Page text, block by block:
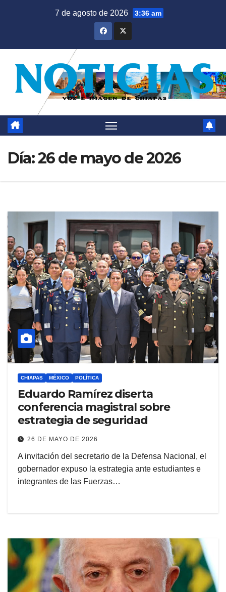
7 de agosto de 2026 3:36 am
Día:26 de mayo de 2026
CHIAPAS MÉXICO POLÍTICA
Eduardo Ramírez diserta
conferencia magistral sobre
estrategia de seguridad
26 DE MAYO DE 2026
A invitación del secretario de la Defensa Nacional, el
gobernador expuso la estrategia ante estudiantes e
integrantes de las Fuerzas…